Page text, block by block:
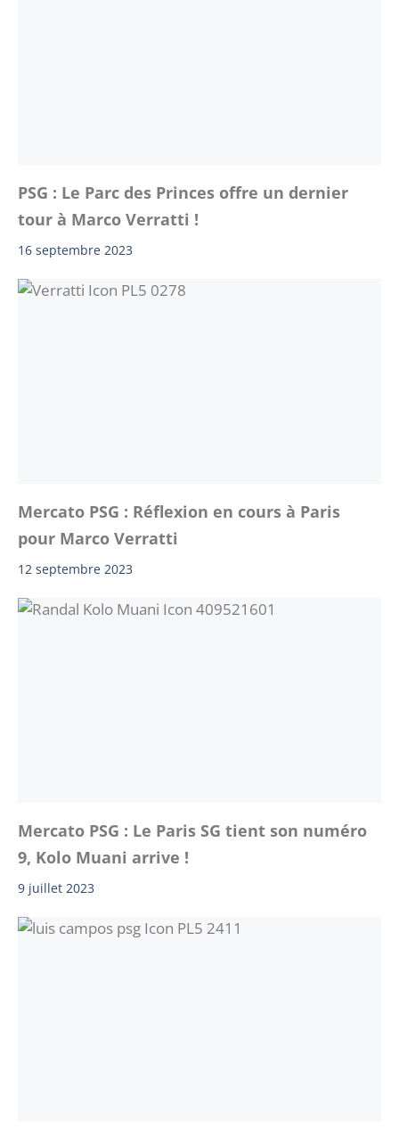
PSG : Le Parc des Princes offre un dernier
tour à Marco Verratti !
16 septembre 2023
Mercato PSG : Réflexion en cours à Paris
pour Marco Verratti
12 septembre 2023
Mercato PSG : Le Paris SG tient son numéro
9, Kolo Muani arrive !
9 juillet 2023